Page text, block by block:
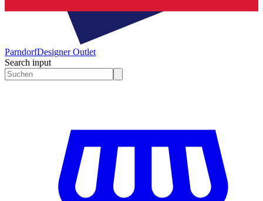
ParndorfDesigner Outlet
Search input